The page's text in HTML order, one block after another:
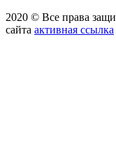
2020 © Все права
сайта активная ссылка